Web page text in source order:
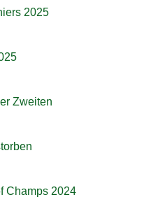
2025
Zweiten
Champs 2024